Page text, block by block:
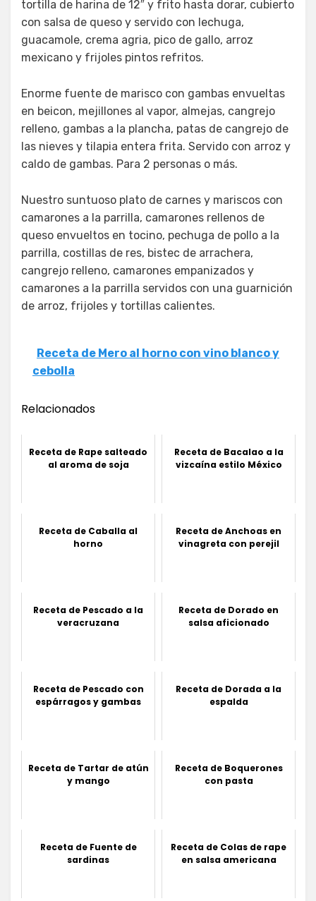
tortilla de harina de 12″ y frito hasta dorar, cubierto
con salsa de queso y servido con lechuga,
guacamole, crema agria, pico de gallo, arroz
mexicano y frijoles pintos refritos.
Enorme fuente de marisco con gambas envueltas
en beicon, mejillones al vapor, almejas, cangrejo
relleno, gambas a la plancha, patas de cangrejo de
las nieves y tilapia entera frita. Servido con arroz y
caldo de gambas. Para 2 personas o más.
Nuestro suntuoso plato de carnes y mariscos con
camarones a la parrilla, camarones rellenos de
queso envueltos en tocino, pechuga de pollo a la
parrilla, costillas de res, bistec de arrachera,
cangrejo relleno, camarones empanizados y
camarones a la parrilla servidos con una guarnición
de arroz, frijoles y tortillas calientes.
Receta de Mero al horno con vino blanco y
cebolla
Relacionados
Receta de Rape salteado
al aroma de soja
Receta de Bacalao a la
vizcaína estilo México
Receta de Caballa al
horno
Receta de Anchoas en
vinagreta con perejil
Receta de Pescado a la
veracruzana
Receta de Dorado en
salsa aficionado
Receta de Pescado con
espárragos y gambas
Receta de Dorada a la
espalda
Receta de Tartar de atún
y mango
Receta de Boquerones
con pasta
Receta de Fuente de
sardinas
Receta de Colas de rape
en salsa americana